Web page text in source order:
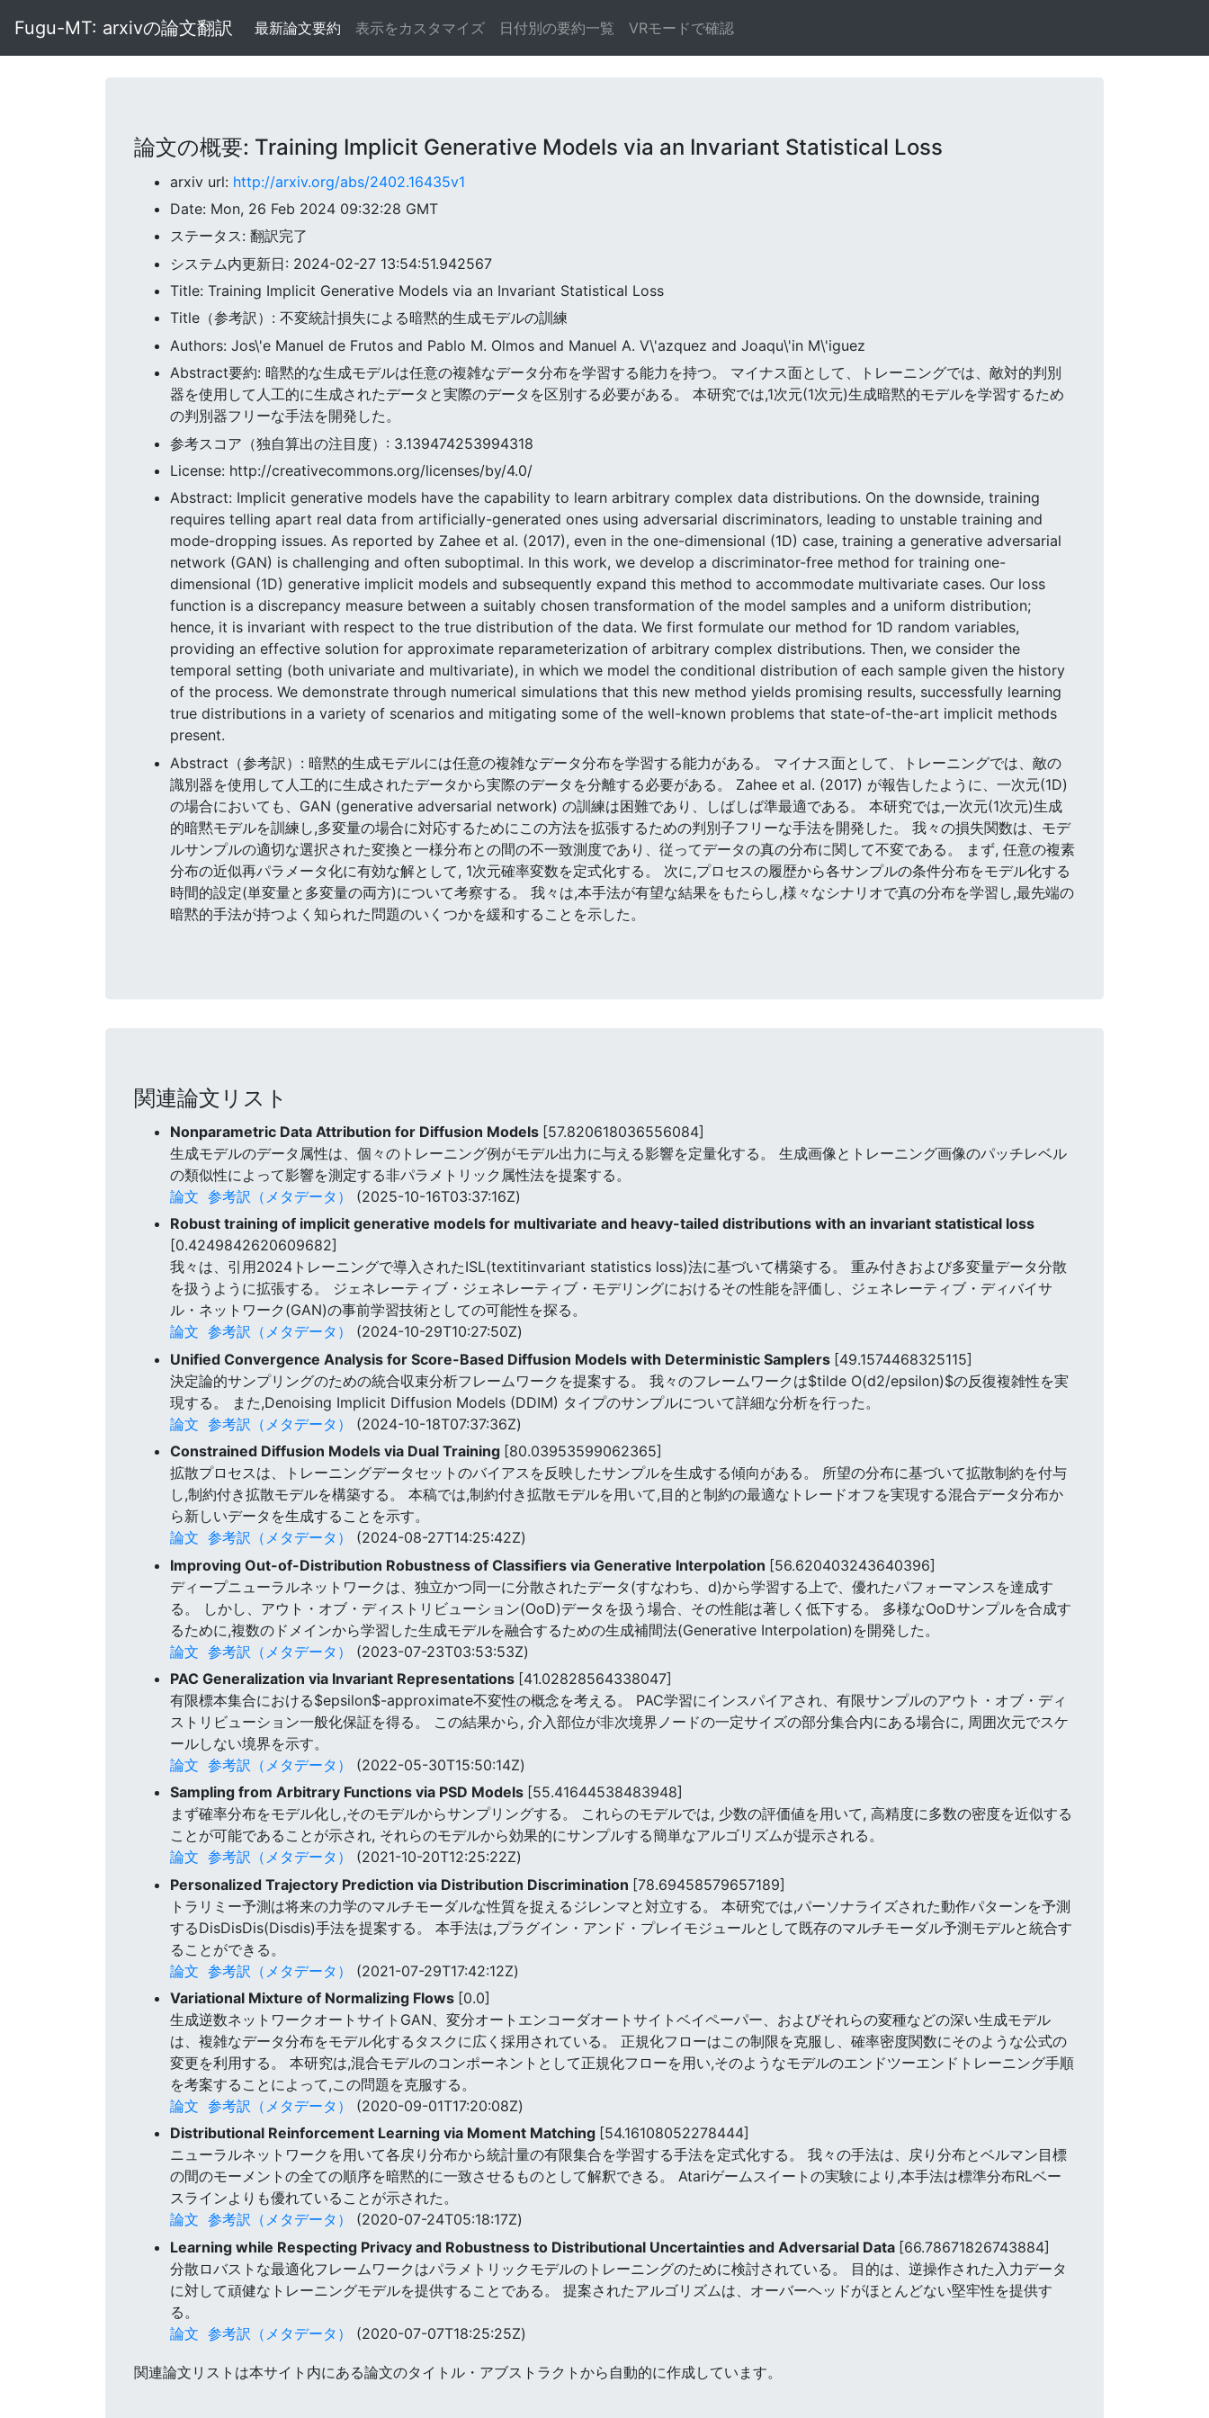
Fugu-MT: arxivの論文翻訳 最新論文要約 表示をカスタマイズ 日付別の要約一覧 VRモードで確認
論文の概要: Training Implicit Generative Models via an Invariant Statistical Loss
arxiv url: http://arxiv.org/abs/2402.16435v1
Date: Mon, 26 Feb 2024 09:32:28 GMT
ステータス: 翻訳完了
システム内更新日: 2024-02-27 13:54:51.942567
Title: Training Implicit Generative Models via an Invariant Statistical Loss
Title（参考訳）: 不変統計損失による暗黙的生成モデルの訓練
Authors: Jos\'e Manuel de Frutos and Pablo M. Olmos and Manuel A. V\'azquez and Joaqu\'in M\'iguez
Abstract要約: 暗黙的な生成モデルは任意の複雑なデータ分布を学習する能力を持つ。 マイナス面として、トレーニングでは、敵対的判別
器を使用して人工的に生成されたデータと実際のデータを区別する必要がある。 本研究では,1次元(1次元)生成暗黙的モデルを学習するため
の判別器フリーな手法を開発した。
参考スコア（独自算出の注目度）: 3.139474253994318
License: http://creativecommons.org/licenses/by/4.0/
Abstract: Implicit generative models have the capability to learn arbitrary complex data distributions. On the downside, training
requires telling apart real data from artificially-generated ones using adversarial discriminators, leading to unstable training and
mode-dropping issues. As reported by Zahee et al. (2017), even in the one-dimensional (1D) case, training a generative adversarial
network (GAN) is challenging and often suboptimal. In this work, we develop a discriminator-free method for training one-
dimensional (1D) generative implicit models and subsequently expand this method to accommodate multivariate cases. Our loss
function is a discrepancy measure between a suitably chosen transformation of the model samples and a uniform distribution;
hence, it is invariant with respect to the true distribution of the data. We first formulate our method for 1D random variables,
providing an effective solution for approximate reparameterization of arbitrary complex distributions. Then, we consider the
temporal setting (both univariate and multivariate), in which we model the conditional distribution of each sample given the history
of the process. We demonstrate through numerical simulations that this new method yields promising results, successfully learning
true distributions in a variety of scenarios and mitigating some of the well-known problems that state-of-the-art implicit methods
present.
Abstract（参考訳）: 暗黙的生成モデルには任意の複雑なデータ分布を学習する能力がある。 マイナス面として、トレーニングでは、敵の
識別器を使用して人工的に生成されたデータから実際のデータを分離する必要がある。 Zahee et al. (2017) が報告したように、一次元(1D)
の場合においても、GAN (generative adversarial network) の訓練は困難であり、しばしば準最適である。 本研究では,一次元(1次元)生成
的暗黙モデルを訓練し,多変量の場合に対応するためにこの方法を拡張するための判別子フリーな手法を開発した。 我々の損失関数は、モデ
ルサンプルの適切な選択された変換と一様分布との間の不一致測度であり、従ってデータの真の分布に関して不変である。 まず, 任意の複素
分布の近似再パラメータ化に有効な解として, 1次元確率変数を定式化する。 次に,プロセスの履歴から各サンプルの条件分布をモデル化する
時間的設定(単変量と多変量の両方)について考察する。 我々は,本手法が有望な結果をもたらし,様々なシナリオで真の分布を学習し,最先端の
暗黙的手法が持つよく知られた問題のいくつかを緩和することを示した。
関連論文リスト
Nonparametric Data Attribution for Diffusion Models [57.820618036556084]
生成モデルのデータ属性は、個々のトレーニング例がモデル出力に与える影響を定量化する。 生成画像とトレーニング画像のパッチレベル
の類似性によって影響を測定する非パラメトリック属性法を提案する。
論文 参考訳（メタデータ）
(2025-10-16T03:37:16Z)
Robust training of implicit generative models for multivariate and heavy-tailed distributions with an invariant statistical loss
[0.4249842620609682]
我々は、引用2024トレーニングで導入されたISL(textitinvariant statistics loss)法に基づいて構築する。 重み付きおよび多変量データ分散
を扱うように拡張する。 ジェネレーティブ・ジェネレーティブ・モデリングにおけるその性能を評価し、ジェネレーティブ・ディバイサ
ル・ネットワーク(GAN)の事前学習技術としての可能性を探る。
論文 参考訳（メタデータ）
(2024-10-29T10:27:50Z)
Unified Convergence Analysis for Score-Based Diffusion Models with Deterministic Samplers [49.1574468325115]
決定論的サンプリングのための統合収束分析フレームワークを提案する。 我々のフレームワークは$tilde O(d2/epsilon)$の反復複雑性を実
現する。 また,Denoising Implicit Diffusion Models (DDIM) タイプのサンプルについて詳細な分析を行った。
論文 参考訳（メタデータ）
(2024-10-18T07:37:36Z)
Constrained Diffusion Models via Dual Training [80.03953599062365]
拡散プロセスは、トレーニングデータセットのバイアスを反映したサンプルを生成する傾向がある。 所望の分布に基づいて拡散制約を付与
し,制約付き拡散モデルを構築する。 本稿では,制約付き拡散モデルを用いて,目的と制約の最適なトレードオフを実現する混合データ分布か
ら新しいデータを生成することを示す。
論文 参考訳（メタデータ）
(2024-08-27T14:25:42Z)
Improving Out-of-Distribution Robustness of Classifiers via Generative Interpolation [56.620403243640396]
ディープニューラルネットワークは、独立かつ同一に分散されたデータ(すなわち、d)から学習する上で、優れたパフォーマンスを達成す
る。 しかし、アウト・オブ・ディストリビューション(OoD)データを扱う場合、その性能は著しく低下する。 多様なOoDサンプルを合成す
るために,複数のドメインから学習した生成モデルを融合するための生成補間法(Generative Interpolation)を開発した。
論文 参考訳（メタデータ）
(2023-07-23T03:53:53Z)
PAC Generalization via Invariant Representations [41.02828564338047]
有限標本集合における$epsilon$-approximate不変性の概念を考える。 PAC学習にインスパイアされ、有限サンプルのアウト・オブ・ディ
ストリビューション一般化保証を得る。 この結果から, 介入部位が非次境界ノードの一定サイズの部分集合内にある場合に, 周囲次元でスケ
ールしない境界を示す。
論文 参考訳（メタデータ）
(2022-05-30T15:50:14Z)
Sampling from Arbitrary Functions via PSD Models [55.41644538483948]
まず確率分布をモデル化し,そのモデルからサンプリングする。 これらのモデルでは, 少数の評価値を用いて, 高精度に多数の密度を近似する
ことが可能であることが示され, それらのモデルから効果的にサンプルする簡単なアルゴリズムが提示される。
論文 参考訳（メタデータ）
(2021-10-20T12:25:22Z)
Personalized Trajectory Prediction via Distribution Discrimination [78.69458579657189]
トラリミー予測は将来の力学のマルチモーダルな性質を捉えるジレンマと対立する。 本研究では,パーソナライズされた動作パターンを予測
するDisDisDis(Disdis)手法を提案する。 本手法は,プラグイン・アンド・プレイモジュールとして既存のマルチモーダル予測モデルと統合す
ることができる。
論文 参考訳（メタデータ）
(2021-07-29T17:42:12Z)
Variational Mixture of Normalizing Flows [0.0]
生成逆数ネットワークオートサイトGAN、変分オートエンコーダオートサイトベイペーパー、およびそれらの変種などの深い生成モデル
は、複雑なデータ分布をモデル化するタスクに広く採用されている。 正規化フローはこの制限を克服し、確率密度関数にそのような公式の
変更を利用する。 本研究は,混合モデルのコンポーネントとして正規化フローを用い,そのようなモデルのエンドツーエンドトレーニング手順
を考案することによって,この問題を克服する。
論文 参考訳（メタデータ）
(2020-09-01T17:20:08Z)
Distributional Reinforcement Learning via Moment Matching [54.16108052278444]
ニューラルネットワークを用いて各戻り分布から統計量の有限集合を学習する手法を定式化する。 我々の手法は、戻り分布とベルマン目標
の間のモーメントの全ての順序を暗黙的に一致させるものとして解釈できる。 Atariゲームスイートの実験により,本手法は標準分布RLベー
スラインよりも優れていることが示された。
論文 参考訳（メタデータ）
(2020-07-24T05:18:17Z)
Learning while Respecting Privacy and Robustness to Distributional Uncertainties and Adversarial Data [66.78671826743884]
分散ロバストな最適化フレームワークはパラメトリックモデルのトレーニングのために検討されている。 目的は、逆操作された入力データ
に対して頑健なトレーニングモデルを提供することである。 提案されたアルゴリズムは、オーバーヘッドがほとんどない堅牢性を提供す
る。
論文 参考訳（メタデータ） (2020-07-07T18:25:25Z)
関連論文リストは本サイト内にある論文のタイトル・アブストラクトから自動的に作成しています。